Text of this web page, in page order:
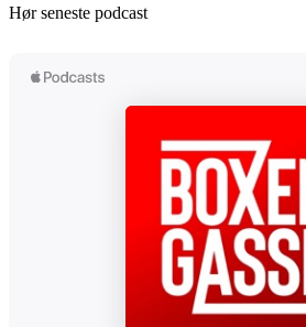
Hør seneste podcast